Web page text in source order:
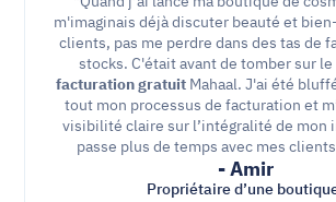
m'imaginais déjà discuter beauté et
clients, pas me perdre dans des tas de
stocks. C'était avant de tomber sur le
facturation gratuit Mahaal. J'ai été
tout mon processus de facturation et
visibilité claire sur l’intégralité de mon
passe plus de temps avec mes
- Amir
Propriétaire d’une